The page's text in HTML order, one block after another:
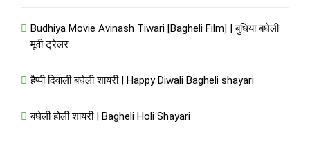
Budhiya Movie Avinash Tiwari [Bagheli Film] | बुधिया बघेली
मूवी ट्रेलर
हैप्पी दिवाली बघेली शायरी | Happy Diwali Bagheli shayari
बघेली होली शायरी | Bagheli Holi Shayari